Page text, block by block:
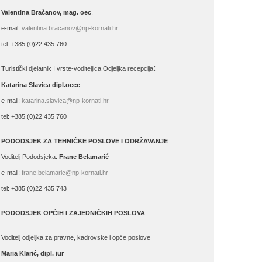
Valentina Bračanov, mag. oec
e-mail: valentina.bracanov@np-kornati.hr
tel: +385 (0)22 435 760
Turistički djelatnik I vrste-voditeljica Odjeljka recepcija:
Katarina Slavica dipl.oecc
e-mail: katarina.slavica@np-kornati.hr
tel: +385 (0)22 435 760
PODODSJEK ZA TEHNIČKE POSLOVE I ODRŽAVANJE
Voditelj Pododsjeka: Frane Belamarić
e-mail: frane.belamaric@np-kornati.hr
tel: +385 (0)22 435 743
PODODSJEK OPĆIH I ZAJEDNIČKIH POSLOVA
Voditelj odjeljka za pravne, kadrovske i opće poslove
Maria Klarić, dipl. iur